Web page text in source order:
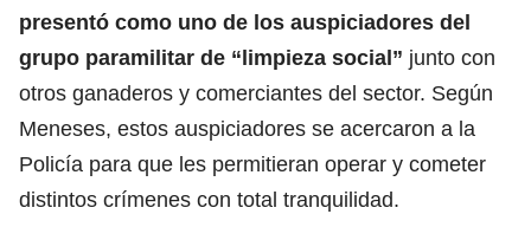
presentó como uno de los auspiciadores del
grupo paramilitar de “limpieza social” junto con
otros ganaderos y comerciantes del sector. Según
Meneses, estos auspiciadores se acercaron a la
Policía para que les permitieran operar y cometer
distintos crímenes con total tranquilidad.